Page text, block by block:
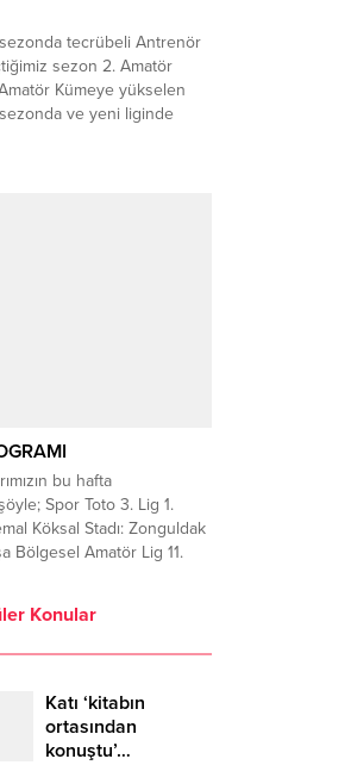
tecrübeli Antrenör
sezon 2. Amatör
Kümeye yükselen
ve yeni liginde
ile devam edecek.Ereğli 1.
olan Zonguldak Ereğli
bu hafta
Spor Toto 3. Lig 1.
Köksal Stadı: Zonguldak
Bölgesel Amatör Lig 11.
Büyükçekmece – Kdz.
Sahası: Kozlu
Konular
Katı ‘kitabın
ortasından
konuştu’…